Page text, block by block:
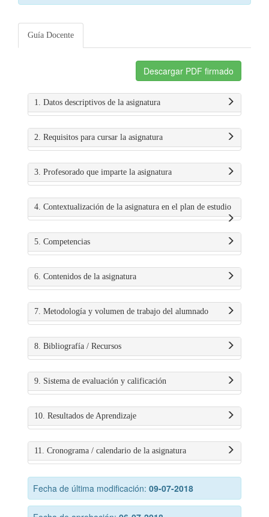
Guía Docente
Descargar PDF firmado
1. Datos descriptivos de la asignatura
2. Requisitos para cursar la asignatura
3. Profesorado que imparte la asignatura
4. Contextualización de la asignatura en el plan de estudio
5. Competencias
6. Contenidos de la asignatura
7. Metodología y volumen de trabajo del alumnado
8. Bibliografía / Recursos
9. Sistema de evaluación y calificación
10. Resultados de Aprendizaje
11. Cronograma / calendario de la asignatura
Fecha de última modificación: 09-07-2018